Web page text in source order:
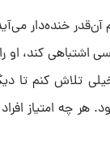
آن‌قدر خنده‌دار
اشتباهی کند،
تلاش کنم تا
چه امتیاز افراد